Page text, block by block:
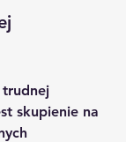
trudnej
skupienie na